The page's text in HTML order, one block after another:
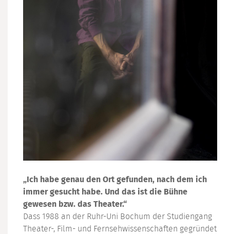
„Ich habe genau den Ort gefunden, nach dem ich
immer gesucht habe. Und das ist die Bühne
gewesen bzw. das Theater.“
Dass 1988 an der Ruhr-Uni Bochum der Studiengang
Theater-, Film- und Fernsehwissenschaften gegründet